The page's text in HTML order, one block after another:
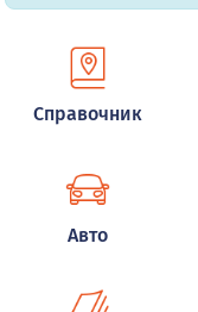
Справочник
Авто